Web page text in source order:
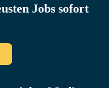
Jobs sofort